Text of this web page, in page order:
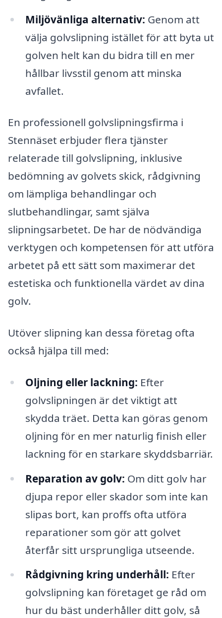
Miljövänliga alternativ: Genom att
välja golvslipning istället för att byta ut
golven helt kan du bidra till en mer
hållbar livsstil genom att minska
avfallet.
En professionell golvslipningsfirma i
Stennäset erbjuder flera tjänster
relaterade till golvslipning, inklusive
bedömning av golvets skick, rådgivning
om lämpliga behandlingar och
slutbehandlingar, samt själva
slipningsarbetet. De har de nödvändiga
verktygen och kompetensen för att utföra
arbetet på ett sätt som maximerar det
estetiska och funktionella värdet av dina
golv.
Utöver slipning kan dessa företag ofta
också hjälpa till med:
Oljning eller lackning: Efter
golvslipningen är det viktigt att
skydda träet. Detta kan göras genom
oljning för en mer naturlig finish eller
lackning för en starkare skyddsbarriär.
Reparation av golv: Om ditt golv har
djupa repor eller skador som inte kan
slipas bort, kan proffs ofta utföra
reparationer som gör att golvet
återfår sitt ursprungliga utseende.
Rådgivning kring underhåll: Efter
golvslipning kan företaget ge råd om
hur du bäst underhåller ditt golv, så